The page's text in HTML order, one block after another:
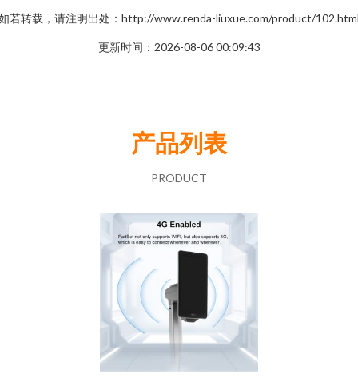
若转载，请注明出处：http://www.renda-liuxue.com/product/
更新时间：2026-08-06 00:09:43
产品列表
PRODUCT